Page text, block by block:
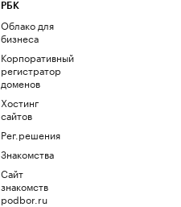
РБК
Облако для
бизнеса
Корпоративный
регистратор
доменов
Хостинг
сайтов
Рег.решения
Знакомства
Сайт
знакомств
podbor.ru